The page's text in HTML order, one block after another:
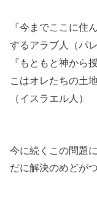
『今までここに住
するアラブ人（パ
『もともと神から
こはオレたちの土
（イスラエル人）
今に続くこの問題
だに解決のめどが